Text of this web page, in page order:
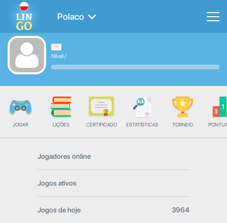
Polaco
Nível/
JOGAR LIÇÕES CERTIFICADO ESTATÍSTICAS TORNEIO
Jogadores online
Jogos ativos
Jogos de hoje 3964